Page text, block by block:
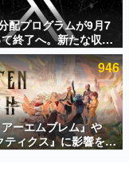
ュー数万以上！ などな
ミ渾身の“殿堂入り”記
配プログラムが9月7
終了へ。新たな収益
Original Content
Program」を発表946
ーエムブレム』や
ティクス』に影響を受
略RPG『Beaten